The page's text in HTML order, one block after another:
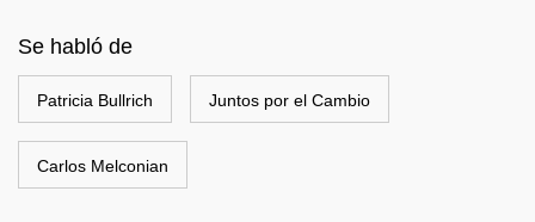
Se habló de
Patricia Bullrich Juntos por el Cambio
Carlos Melconian